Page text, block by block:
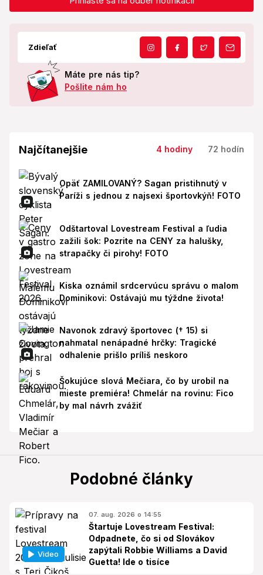
Zdieľať
Máte pre nás tip?
Pošlite nám ho
Najčítanejšie 4 hodiny 72 hodín
Opäť ZAMILOVANÝ? Sagan pristihnutý v
Paríži s jednou z najsexi športovkýň! FOTO
Odštartoval Lovestream Festival a ľudia
zažili šok: Pozrite na CENY za halušky,
strapačky či pirohy! FOTO
Kiska oznámil srdcervúcu správu o malom
Dominikovi: Ostávajú mu týždne života!
Navonok zdravý športovec († 15) si
nahmatal nenápadné hrčky: Tragické
odhalenie prišlo príliš neskoro
Šokujúce slová Mečiara, čo by urobil na
mieste premiéra! Chmelár na rovinu: Fico
by mal návrh zvážiť
Podobné články
Video
07. aug. 2026 o 14:55
Štartuje Lovestream Festival:
Odpadnete, čo si od Slovákov
zapýtali Robbie Williams a David
Guetta! Ide o tisíce